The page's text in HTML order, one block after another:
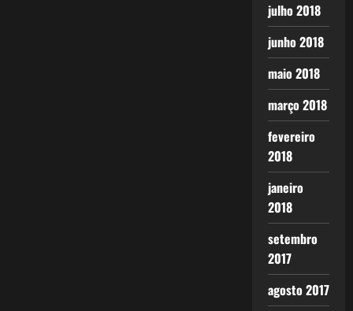
julho 2018
junho 2018
maio 2018
março 2018
fevereiro
2018
janeiro
2018
setembro
2017
agosto 2017